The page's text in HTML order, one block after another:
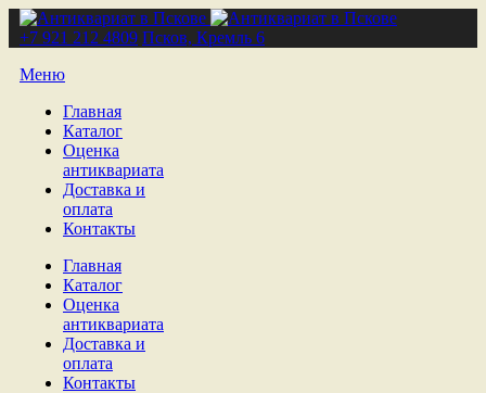
+7 921 212 4809 Псков, Кремль 6
Меню
Главная
Каталог
Оценка
антиквариата
Доставка и
оплата
Контакты
Главная
Каталог
Оценка
антиквариата
Доставка и
оплата
Контакты